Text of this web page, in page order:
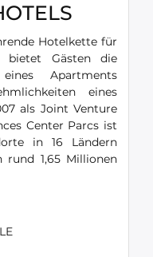
Hotelkette für
bietet Gästen die
Apartments
eines
als Joint Venture
Center Parcs ist
in 16 Ländern
rund 1,65 Millionen